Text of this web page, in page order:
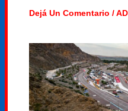
Dejá Un Comentario /